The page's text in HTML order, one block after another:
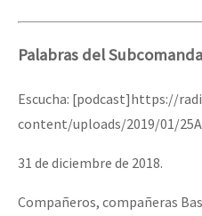
Palabras del
Escucha: [podcast]https://
content/uploads/2019/01/
31 de diciembre de 2018.
Compañeros, compañeras